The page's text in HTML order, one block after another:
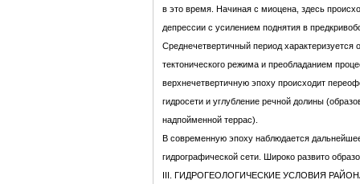
в это время. Начиная с миоцена, здесь
депрессии с усилением поднятия в
Среднечетвертичный период характеризуется
тектонического режима и преобладанием
верхнечетвертичную эпоху происходит
гидросети и углубление речной долины
надпойменной террас).
В современную эпоху наблюдается
гидрографической сети. Широко развито
III. ГИДРОГЕОЛОГИЧЕСКИЕ УСЛОВИЯ